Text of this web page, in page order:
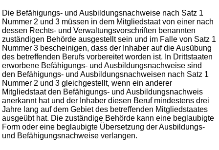
Die Befähigungs- und Ausbildungsnachweise nach Satz 1
Nummer 2 und 3 müssen in dem Mitgliedstaat von einer nach
dessen Rechts- und Verwaltungsvorschriften benannten
zuständigen Behörde ausgestellt sein und im Falle von Satz 1
Nummer 3 bescheinigen, dass der Inhaber auf die Ausübung
des betreffenden Berufs vorbereitet worden ist. In Drittstaaten
erworbene Befähigungs- und Ausbildungsnachweise sind
den Befähigungs- und Ausbildungsnachweisen nach Satz 1
Nummer 2 und 3 gleichgestellt, wenn ein anderer
Mitgliedstaat den Befähigungs- und Ausbildungsnachweis
anerkannt hat und der Inhaber diesen Beruf mindestens drei
Jahre lang auf dem Gebiet des betreffenden Mitgliedstaates
ausgeübt hat. Die zuständige Behörde kann eine beglaubigte
Form oder eine beglaubigte Übersetzung der Ausbildungs-
und Befähigungsnachweise verlangen.